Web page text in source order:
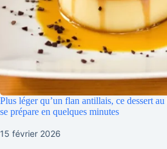
Plus léger qu’un flan antillais, ce dessert
se prépare en quelques minutes
15 février 2026